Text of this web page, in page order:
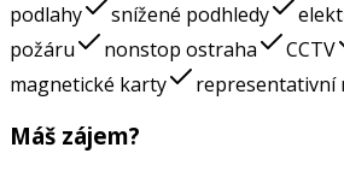
podlahy
snížené podhledy
požáru
nonstop ostraha CCTV
magnetické karty
representativní
Máš zájem?